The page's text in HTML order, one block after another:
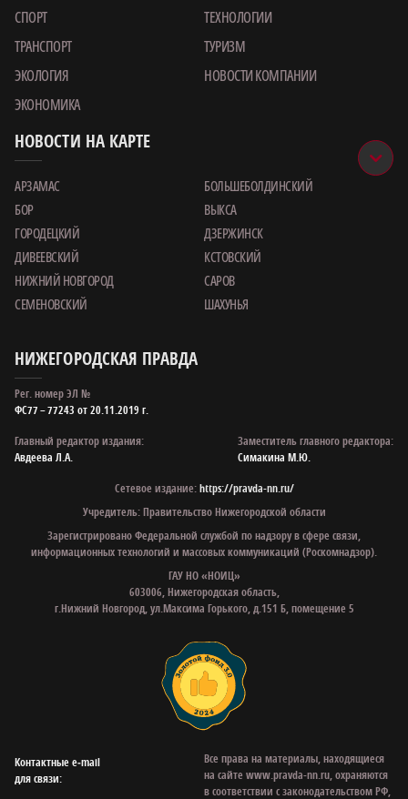
СПОРТ
ТЕХНОЛОГИИ
ТРАНСПОРТ
ТУРИЗМ
ЭКОЛОГИЯ
НОВОСТИ КОМПАНИИ
ЭКОНОМИКА
НОВОСТИ НА КАРТЕ
АРЗАМАС
БОЛЬШЕБОЛДИНСКИЙ
БОР
ВЫКСА
ГОРОДЕЦКИЙ
ДЗЕРЖИНСК
ДИВЕЕВСКИЙ
КСТОВСКИЙ
НИЖНИЙ НОВГОРОД
САРОВ
СЕМЕНОВСКИЙ
ШАХУНЬЯ
НИЖЕГОРОДСКАЯ ПРАВДА
Рег. номер ЭЛ №
ФС77 – 77243 от 20.11.2019 г.
Главный редактор издания:
Авдеева Л.А.
Заместитель главного редактора:
Симакина М.Ю.
Сетевое издание:https://pravda-nn.ru/
Учредитель: Правительство Нижегородской области
Зарегистрировано Федеральной службой по надзору в сфере связи,
информационных технологий и массовых коммуникаций (Роскомнадзор).
ГАУ НО «НОИЦ»
603006, Нижегородская область,
г.Нижний Новгород, ул.Максима Горького, д.151 Б, помещение 5
Контактные e‑mail
для связи:
Все права на материалы, находящиеся
на сайте www.pravda-nn.ru, охраняются
в соответствии с законодательством РФ,